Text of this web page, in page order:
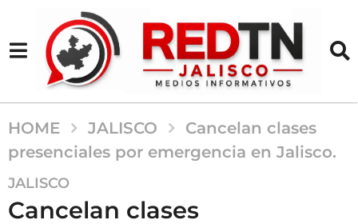
HOME JALISCO
Cancelan clases
presenciales por emergencia en Jalisco.
6
m
e
JALISCO
Cancelan clases